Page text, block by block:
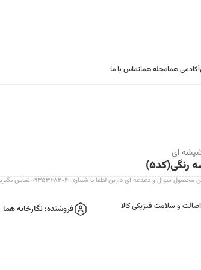
آکادمی همامجله هماتماس با ما
ای
رنگی(کد۵)
سوال و دغدغه ای دارین لطفا با شماره ۰۹۳۵۳۴۸۲۰۴۰ تماس بگیرین در خدمتتونیم
اصالت و سلامت فیزیکی کالا فروشنده: نگارخانه هما